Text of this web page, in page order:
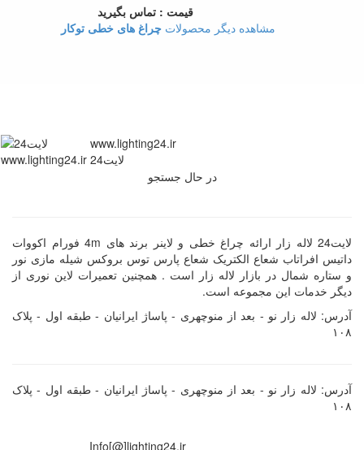
قیمت : تماس بگیرید
مشاهده دیگر محصولات چراغ های خطی توکار
www.lighting24.ir
لایت24
در حال جستجو
لایت24 لاله زار ارائه چراغ خطی و لاینر برند های 4m فورام اکووات
داتیس افراتاب شعاع الکتریک شعاع پارس توس بروکس شیله مازی نور
و ستاره شمال در بازار لاله زار است . همچنین تعمیرات لاین نوری از
دیگر خدمات این مجموعه است.
آدرس: لاله زار نو - بعد از منوچهری - پاساژ ایرانیان - طبقه اول - پلاک
۱۰۸
آدرس: لاله زار نو - بعد از منوچهری - پاساژ ایرانیان - طبقه اول - پلاک
۱۰۸
Info[@]lighting24.ir